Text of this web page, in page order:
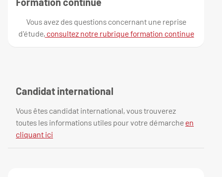
Vous avez des questions concernant une reprise
d'étude,consultez notre rubrique formation continue
Candidat international
Vous êtes candidat international, vous trouverez
toutes les informations utiles pour votre démarcheen
cliquant ici